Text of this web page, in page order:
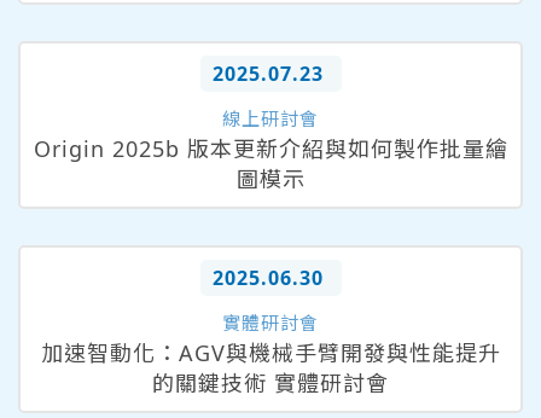
2025.07.23
線上研討會
Origin 2025b 版本更新介紹與如何製作批量繪
圖模示
2025.06.30
實體研討會
加速智動化：AGV與機械手臂開發與性能提升
的關鍵技術 實體研討會